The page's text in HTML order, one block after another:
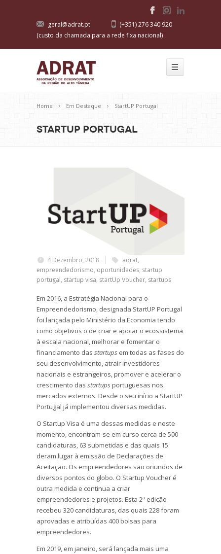
geral@adrat.pt
(+351) 276 340 920
(custo da chamada para a rede fixa nacional)
Home Em Destaque StartUP Portugal
StartUP Portugal
4 Dezembro, 2018 adrat,
empreendedorismo, oportunidades, startup
portugal, startup visa, startUp Voucher, startups
Em 2016, a Estratégia Nacional para o
Empreendedorismo, designada StartUP Portugal
foi lançada pelo Ministério da Economia tendo
como objetivos o de criar e apoiar o ecossistema
à escala nacional, melhorar e fomentar o
financiamento das startups em todas as fases do
seu desenvolvimento, atrair investidores
nacionais e estrangeiros, promover e acelerar o
crescimento das startupsportuguesas nos
mercados externos. Desde o seu início a StartUP
Portugal já implementou diversas medidas.
O Startup Visa é uma dessas medidas e neste
momento, encontram-se em curso cerca de 500
candidaturas, 63 submetidas e das quais 15
deram lugar à emissão de Declarações de
Aceitação. Os empreendedores são oriundos de
diversos pontos do globo. O Startup Voucher é
outra medida e continua a criar
empreendedores e projetos. Esta 2ª edição
recebeu 320 candidaturas, das quais 228 foram
aprovadas e atribuídas 400 bolsas para
empreendedores.
Em 2019, em janeiro, será lançada mais uma